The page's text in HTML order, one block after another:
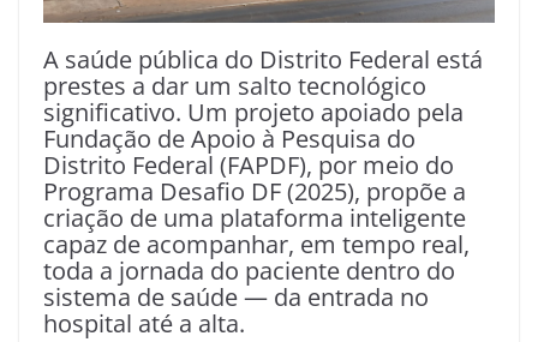
A saúde pública do Distrito Federal está
prestes a dar um salto tecnológico
significativo. Um projeto apoiado pela
Fundação de Apoio à Pesquisa do
Distrito Federal (FAPDF), por meio do
Programa Desafio DF (2025), propõe a
criação de uma plataforma inteligente
capaz de acompanhar, em tempo real,
toda a jornada do paciente dentro do
sistema de saúde — da entrada no
hospital até a alta.